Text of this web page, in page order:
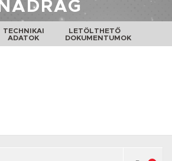
NADRÁG
TECHNIKAI
ADATOK
LETÖLTHETŐ
DOKUMENTUMOK